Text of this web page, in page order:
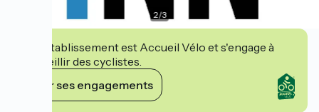
2/3
Cet établissement est Accueil Vélo et s'engage à
accueillir des cyclistes.
Voir ses engagements